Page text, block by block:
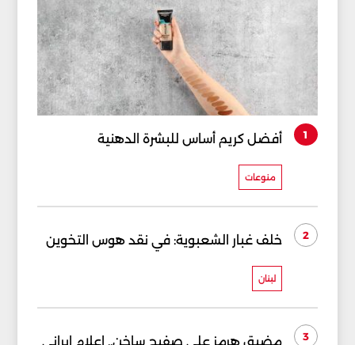
1 أفضل كريم أساس للبشرة الدهنية
منوعات
2 خلف غبار الشعبوية: في نقد هوس التخوين
لبنان
3
مضيق هرمز على صفيح ساخن.. إعلام إيراني